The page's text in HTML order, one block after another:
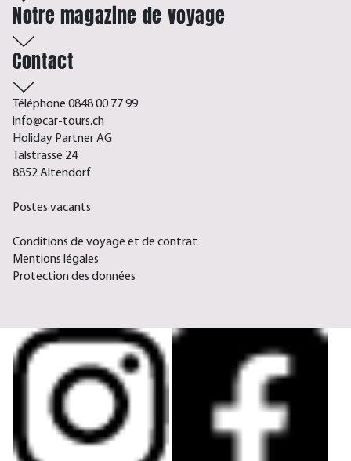
Notre magazine de voyage
Contact
Téléphone 0848 00 77 99
info@car-tours.ch
Holiday Partner AG
Talstrasse 24
8852 Altendorf
Postes vacants
Conditions de voyage et de contrat
Mentions légales
Protection des données